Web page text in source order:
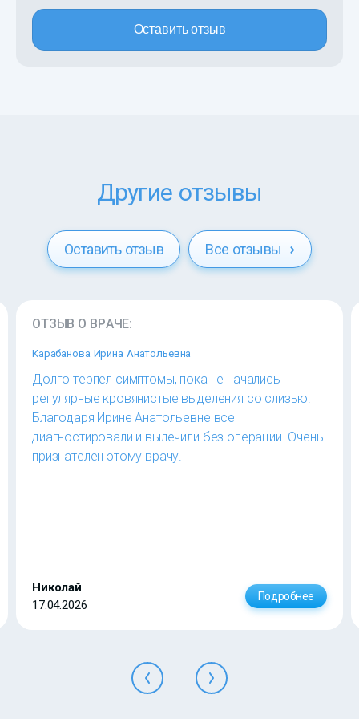
Оставить отзыв
Другие отзывы
Оставить отзыв Все отзывы
ОТЗЫВ О ВРАЧЕ:
Карабанова Ирина Анатольевна
Долго терпел симптомы, пока не начались
регулярные кровянистые выделения со слизью.
Благодаря Ирине Анатольевне все
диагностировали и вылечили без операции. Очень
признателен этому врачу.
Николай
17.04.2026
Подробнее